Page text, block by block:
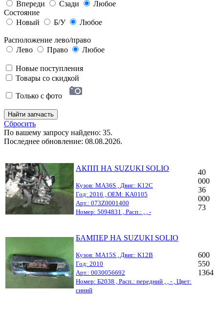
Впереди
Сзади
Любое
Состояние
Новый
Б/У Любое
Расположение лево/право
Лево
Право Любое
Новые поступления
Товары со скидкой
Только с фото
Найти запчасть
Сбросить
По вашему запросу найдено: 35.
Последнее обновление: 08.08.2026.
АКПП НА SUZUKI SOLIO
Кузов: MA36S , Двиг.: K12C
Год: 2016 , OEM: KA0105
Арт.: 073Z0001400
Номер: 5094831 , Расп.: , , -
40
000
36
000
73
БАМПЕР НА SUZUKI SOLIO
Кузов: MA15S , Двиг.: K12B
Год: 2010
Арт.: 0030056692
Номер: Б2038 , Расп.: передний , , - , Цвет:
синий
600
550
1364